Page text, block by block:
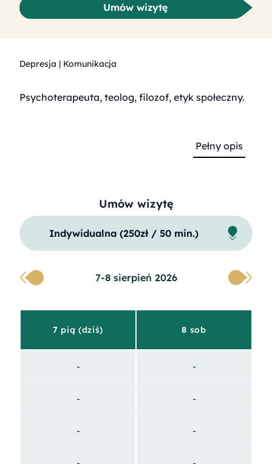
Umów wizytę
Depresja | Komunikacja
Pełny opis
Umów wizytę
Indywidualna (250zł / 50 min.)
7-8 sierpień 2026
7 pią (dziś) 8 sob
- -
- -
- -